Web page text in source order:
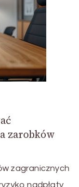
zarobków
zagranicznych
nadpłaty